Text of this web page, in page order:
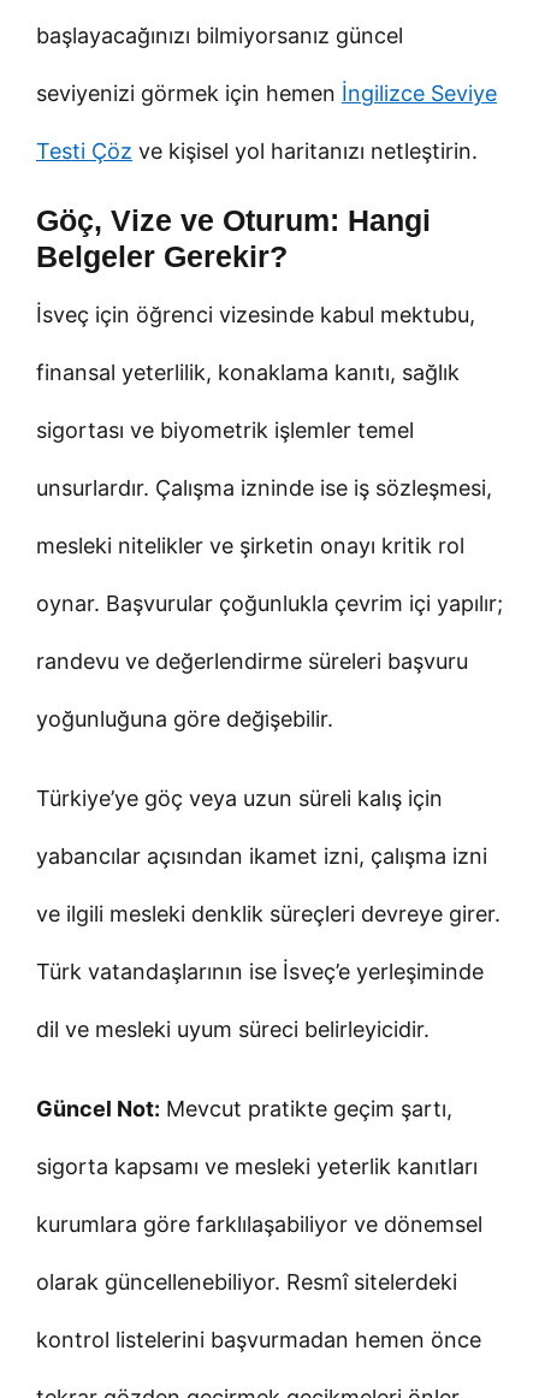
başlayacağınızı bilmiyorsanız güncel
seviyenizi görmek için hemen İngilizce Seviye
Testi Çöz ve kişisel yol haritanızı netleştirin.
Göç, Vize ve Oturum: Hangi
Belgeler Gerekir?
İsveç için öğrenci vizesinde kabul mektubu,
finansal yeterlilik, konaklama kanıtı, sağlık
sigortası ve biyometrik işlemler temel
unsurlardır. Çalışma izninde ise iş sözleşmesi,
mesleki nitelikler ve şirketin onayı kritik rol
oynar. Başvurular çoğunlukla çevrim içi yapılır;
randevu ve değerlendirme süreleri başvuru
yoğunluğuna göre değişebilir.
Türkiye’ye göç veya uzun süreli kalış için
yabancılar açısından ikamet izni, çalışma izni
ve ilgili mesleki denklik süreçleri devreye girer.
Türk vatandaşlarının ise İsveç’e yerleşiminde
dil ve mesleki uyum süreci belirleyicidir.
Güncel Not: Mevcut pratikte geçim şartı,
sigorta kapsamı ve mesleki yeterlik kanıtları
kurumlara göre farklılaşabiliyor ve dönemsel
olarak güncellenebiliyor. Resmî sitelerdeki
kontrol listelerini başvurmadan hemen önce